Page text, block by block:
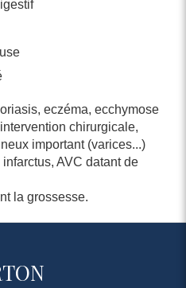
eczéma, ecchymose
chirurgicale,
important (varices...)
AVC datant de
la grossesse.